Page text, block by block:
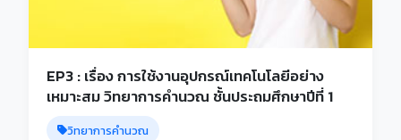
EP3 : เรื่อง การใช้งานอุปกรณ์เทคโนโลยีอย่าง
เหมาะสม วิทยาการคำนวณ ชั้นประถมศึกษาปีที่ 1
วิทยาการคำนวณ